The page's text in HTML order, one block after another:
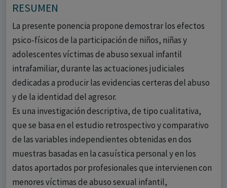
RESUMEN
La presente ponencia propone demostrar los efectos
psico-físicos de la participación de niños, niñas y
adolescentes víctimas de abuso sexual infantil
intrafamiliar, durante las actuaciones judiciales
dedicadas a producir las evidencias certeras del abuso
y de la identidad del agresor.
Es una investigación descriptiva, de tipo cualitativa,
que se basa en el estudio retrospectivo y comparativo
de las variables independientes obtenidas en dos
muestras basadas en la casuística personal y en los
datos aportados por profesionales que intervienen con
menores víctimas de abuso sexual infantil,